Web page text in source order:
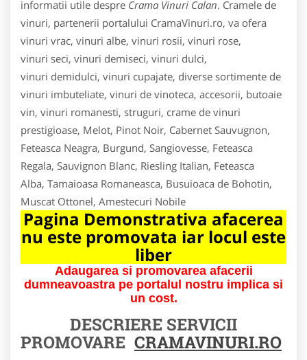
informatii utile despre Crama Vinuri Calan. Cramele de
vinuri, partenerii portalului CramaVinuri.ro, va ofera
vinuri vrac, vinuri albe, vinuri rosii, vinuri rose,
vinuri seci, vinuri demiseci, vinuri dulci,
vinuri demidulci, vinuri cupajate, diverse sortimente de
vinuri imbuteliate, vinuri de vinoteca, accesorii, butoaie
vin, vinuri romanesti, struguri, crame de vinuri
prestigioase, Melot, Pinot Noir, Cabernet Sauvugnon,
Feteasca Neagra, Burgund, Sangiovesse, Feteasca
Regala, Sauvignon Blanc, Riesling Italian, Feteasca
Alba, Tamaioasa Romaneasca, Busuioaca de Bohotin,
Muscat Ottonel, Amestecuri Nobile
Pagina Demonstrativa afacerea
nu este promovata iar locul este
liber
Adaugarea si promovarea afacerii
dumneavoastra pe portalul nostru implica si
un cost.
DESCRIERE SERVICII
PROMOVARE CRAMAVINURI.RO